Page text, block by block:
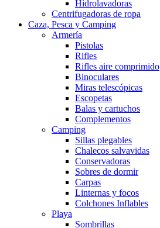
Hidrolavadoras
Centrifugadoras de ropa
Caza, Pesca y Camping
Armería
Pistolas
Rifles
Rifles aire comprimido
Binoculares
Miras telescópicas
Escopetas
Balas y cartuchos
Complementos
Camping
Sillas plegables
Chalecos salvavidas
Conservadoras
Sobres de dormir
Carpas
Linternas y focos
Colchones Inflables
Playa
Sombrillas